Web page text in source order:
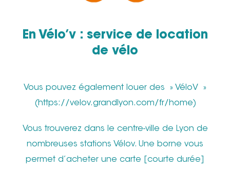
En Vélo’v : service de location
de vélo
Vous pouvez également louer des » VéloV »
(https://velov.grandlyon.com/fr/home)
Vous trouverez dans le centre-ville de Lyon de
nombreuses stations Vélov. Une borne vous
permet d’acheter une carte [courte durée]